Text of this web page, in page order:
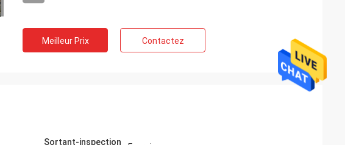
Meilleur Prix Contactez
Sortant-inspection